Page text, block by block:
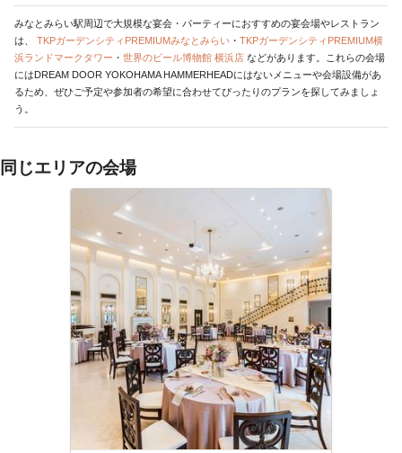
みなとみらい駅周辺で大規模な宴会・パーティーにおすすめの宴会場やレストラン
は、 TKPガーデンシティPREMIUMみなとみらい ・ TKPガーデンシティPREMIUM横
浜ランドマークタワー ・ 世界のビール博物館 横浜店 などがあります。これらの会場
にはDREAM DOOR YOKOHAMA HAMMERHEADにはないメニューや会場設備があ
るため、ぜひご予定や参加者の希望に合わせてぴったりのプランを探してみましょ
う。
同じエリアの会場